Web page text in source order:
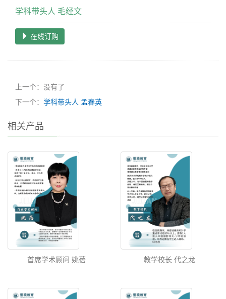
学科带头人 毛经文
在线订购
上一个：没有了
下一个： 学科带头人 孟春英
相关产品
首席学术顾问 姚蓓 教学校长 代之龙